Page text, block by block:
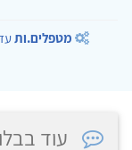
מטפלים.ות
עוד